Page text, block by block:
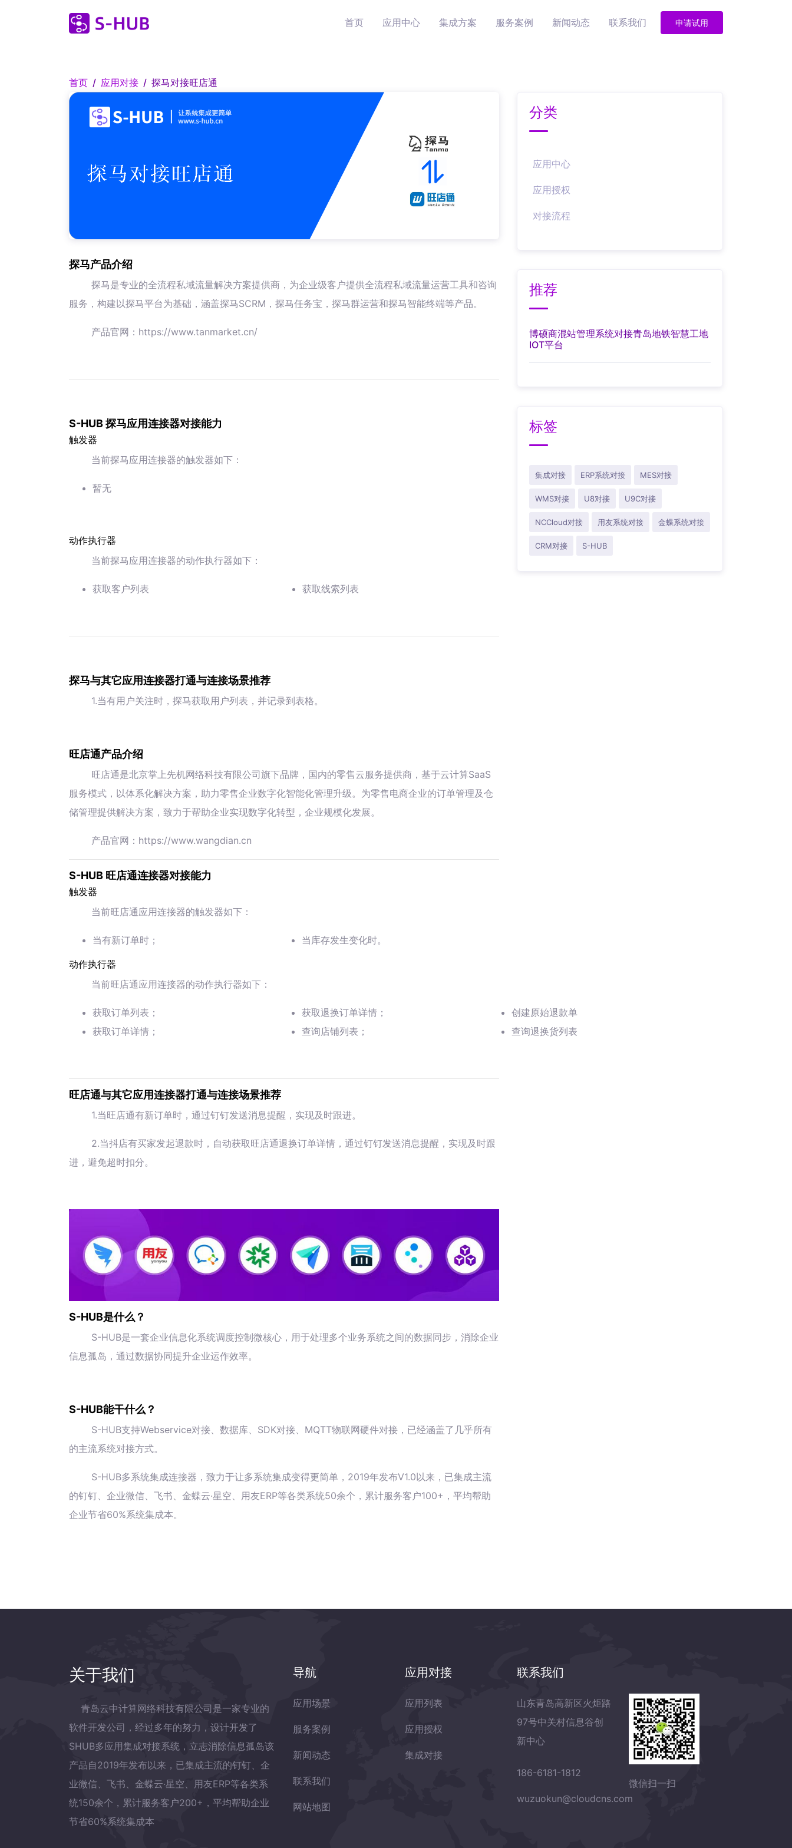
首页 应用中心 集成方案 服务案例 新闻动态 联系我们 申请试用
首页 应用对接 探马对接旺店通
探马产品介绍
探马是专业的全流程私域流量解决方案提供商，为企业级客户提供全流程私域流量运营工具和咨询
服务，构建以探马平台为基础，涵盖探马SCRM，探马任务宝，探马群运营和探马智能终端等产品。
产品官网：https://www.tanmarket.cn/
S-HUB 探马应用连接器对接能力
触发器
当前探马应用连接器的触发器如下：
暂无
动作执行器
当前探马应用连接器的动作执行器如下：
获取客户列表 获取线索列表
探马与其它应用连接器打通与连接场景推荐
1.当有用户关注时，探马获取用户列表，并记录到表格。
旺店通产品介绍
旺店通是北京掌上先机网络科技有限公司旗下品牌，国内的零售云服务提供商，基于云计算SaaS
服务模式，以体系化解决方案，助力零售企业数字化智能化管理升级。为零售电商企业的订单管理及仓
储管理提供解决方案，致力于帮助企业实现数字化转型，企业规模化发展。
产品官网：https://www.wangdian.cn
S-HUB 旺店通连接器对接能力
触发器
当前旺店通应用连接器的触发器如下：
当有新订单时； 当库存发生变化时。
动作执行器
当前旺店通应用连接器的动作执行器如下：
获取订单列表；
获取订单详情；
获取退换订单详情；
查询店铺列表；
创建原始退款单
查询退换货列表
旺店通与其它应用连接器打通与连接场景推荐
1.当旺店通有新订单时，通过钉钉发送消息提醒，实现及时跟进。
2.当抖店有买家发起退款时，自动获取旺店通退换订单详情，通过钉钉发送消息提醒，实现及时跟
进，避免超时扣分。
S-HUB是什么？
S-HUB是一套企业信息化系统调度控制微核心，用于处理多个业务系统之间的数据同步，消除企业
信息孤岛，通过数据协同提升企业运作效率。
S-HUB能干什么？
S-HUB支持Webservice对接、数据库、SDK对接、MQTT物联网硬件对接，已经涵盖了几乎所有
的主流系统对接方式。
S-HUB多系统集成连接器，致力于让多系统集成变得更简单，2019年发布V1.0以来，已集成主流
的钉钉、企业微信、飞书、金蝶云·星空、用友ERP等各类系统50余个，累计服务客户100+，平均帮助
企业节省60%系统集成本。
分类
应用中心
应用授权
对接流程
推荐
博硕商混站管理系统对接青岛地铁智慧工地
IOT平台
标签
集成对接 ERP系统对接 MES对接
WMS对接 U8对接 U9C对接
NCCloud对接 用友系统对接 金蝶系统对接
CRM对接 S-HUB
关于我们
青岛云中计算网络科技有限公司是一家专业的
软件开发公司，经过多年的努力，设计开发了
SHUB多应用集成对接系统，立志消除信息孤岛该
产品自2019年发布以来，已集成主流的钉钉、企
业微信、飞书、金蝶云·星空、用友ERP等各类系
统150余个，累计服务客户200+，平均帮助企业
节省60%系统集成本
导航
应用场景
服务案例
新闻动态
联系我们
网站地图
应用对接
应用列表
应用授权
集成对接
联系我们
山东青岛高新区火炬路
97号中关村信息谷创
新中心
186-6181-1812
wuzuokun@cloudcns.com
微信扫一扫